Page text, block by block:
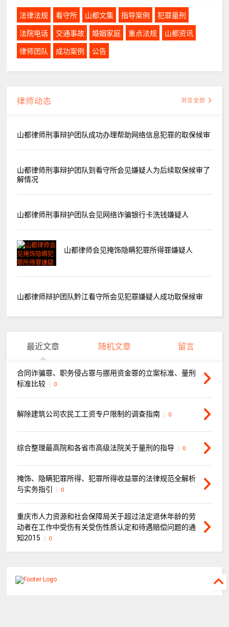
法律法规 看守所 山都文集 指导案例 犯罪量刑
法院电话 交通事故 婚姻家庭 重点法规 山都资讯
律师团队 成功案例 公告
律师动态 浏览全部
山都律师刑事辩护团队成功办理帮助网络信息犯罪的取保候审
山都律师刑事辩护团队到看守所会见嫌疑人为后续取保候审了
解情况
山都律师刑事辩护团队会见网络诈骗银行卡洗钱嫌疑人
山都律师会见掩饰隐瞒犯罪所得罪嫌疑人
山都律师辩护团队黔江看守所会见犯罪嫌疑人成功取保候审
最近文章 随机文章 留言
合同诈骗罪、职务侵占罪与挪用资金罪的立案标准、量刑
标准比较
0
解除建筑公司农民工工资专户限制的调查指南 0
综合整理最高院和各省市高级法院关于量刑的指导 0
掩饰、隐瞒犯罪所得、犯罪所得收益罪的法律规范全解析
与实务指引
0
重庆市人力资源和社会保障局关于超过法定退休年龄的劳
动者在工作中受伤有关受伤性质认定和待遇赔偿问题的通
知2015
0